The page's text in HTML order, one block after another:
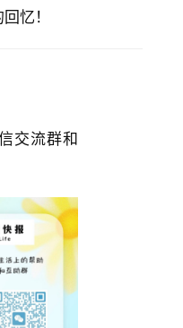
忆！
交流群和